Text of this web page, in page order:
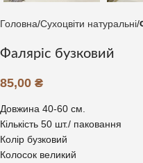
Головна Сухоцвіти натуральні
Фаляріс бузковий
85,00 ₴
Довжина 40-60 см.
Кількість 50 шт./ паковання
Колір бузковий
Колосок великий